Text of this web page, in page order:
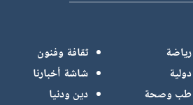
ثقافة وفنون
شاشة أخبارنا
دين ودنيا
رياضة
دولية
طب وصحة